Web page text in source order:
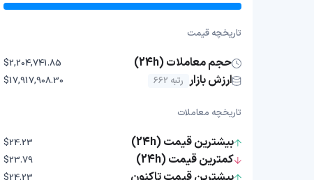
تاریخچه قیمت
حجم معاملات (24h) $2,204,741.85
ارزش بازار رتبه 662 $17,917,908.30
تاریخچه معاملات
بیشترین قیمت (24h) $24.23
کمترین قیمت (24h) $23.79